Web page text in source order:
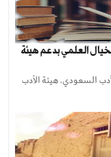
العلمي بدعم هيئة
السعودي، هيئة الأدب